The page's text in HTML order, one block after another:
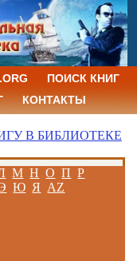
ПОИСК КНИГ
КОНТАКТЫ
В БИБЛИОТЕКЕ
М Н О П Р
Ю Я AZ